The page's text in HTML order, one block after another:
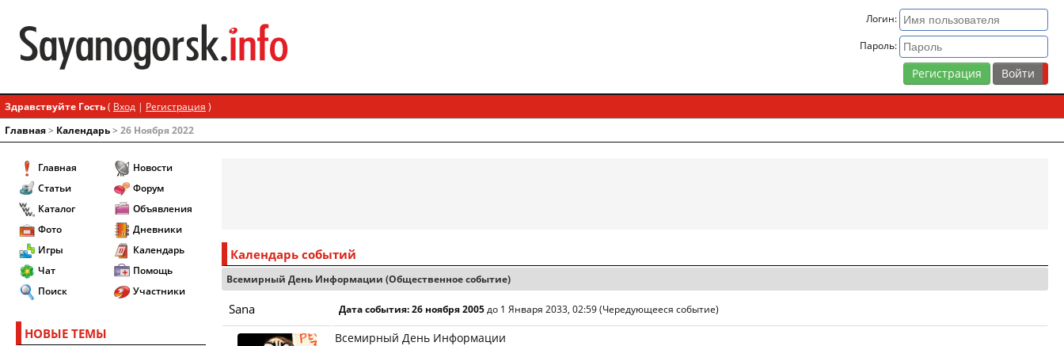
Логин:
Пароль:
Регистрация
Здравствуйте Гость( Вход | Регистрация )
Главная> Календарь> 26 Ноября 2022
Главная
Статьи
Каталог
Фото
Игры
Чат
Поиск
Новости
Форум
Объявления
Дневники
Календарь
Помощь
Участники
НОВЫЕ ТЕМЫ
Календарь событий
Всемирный День Информации (Общественное событие)
Sana Дата события: 26 ноября 2005до 1 Января 2033, 02:59 (Чередующееся событие)
Всемирный День Информации